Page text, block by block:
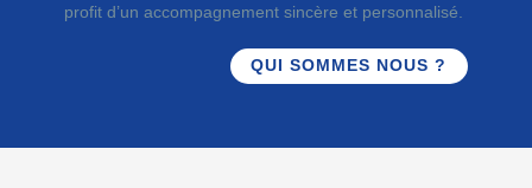
profit d’un accompagnement sincère et personnalisé.
QUI SOMMES NOUS ?